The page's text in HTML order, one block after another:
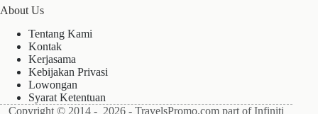
About Us
Tentang Kami
Kontak
Kerjasama
Kebijakan Privasi
Lowongan
Syarat Ketentuan
Copyright © 2014 - 2026 - TravelsPromo.com part of Infiniti